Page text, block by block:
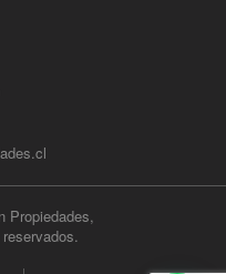
Propiedades,